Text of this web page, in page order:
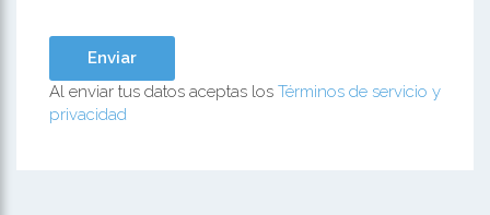
Al enviar tus datos aceptas los Términos de servicio y
privacidad